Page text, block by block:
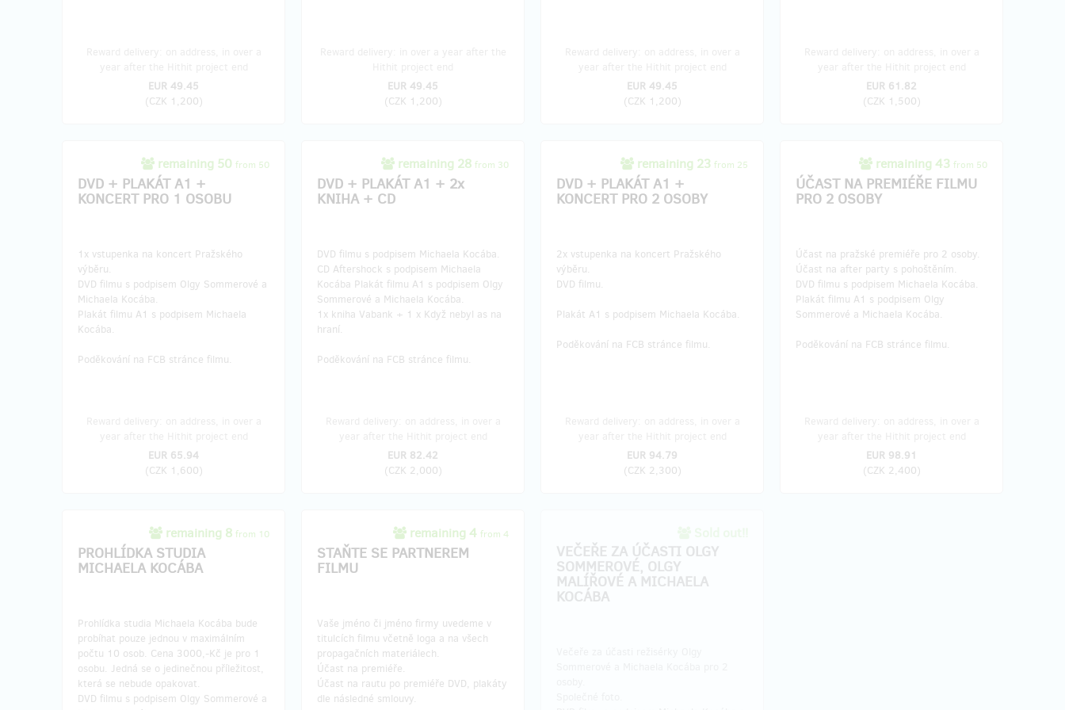
EUR 49.45
(CZK 1,200)
EUR 49.45
(CZK 1,200)
EUR 49.45
(CZK 1,200)
EUR 61.82
(CZK 1,500)
remaining 50 from 50
DVD + PLAKÁT A1 +
KONCERT PRO 1 OSOBU
1x vstupenka na koncert Pražského
výběru.
DVD filmu s podpisem Olgy Sommerové a
Michaela Kocába.
Plakát filmu A1 s podpisem Michaela
Kocába.
Poděkování na FCB stránce filmu.
EUR 65.94
(CZK 1,600)
remaining 28 from 30
DVD + PLAKÁT A1 + 2x
KNIHA + CD
DVD filmu s podpisem Michaela Kocába.
CD Aftershock s podpisem Michaela
Kocába Plakát filmu A1 s podpisem Olgy
Sommerové a Michaela Kocába.
1x kniha Vabank + 1 x Když nebyl as na
hraní.
Poděkování na FCB stránce filmu.
EUR 82.42
(CZK 2,000)
remaining 23 from 25
DVD + PLAKÁT A1 +
KONCERT PRO 2 OSOBY
2x vstupenka na koncert Pražského
výběru.
DVD filmu.
Plakát A1 s podpisem Michaela Kocába.
Poděkování na FCB stránce filmu.
EUR 94.79
(CZK 2,300)
remaining 43 from 50
ÚČAST NA PREMIÉŘE FILMU
PRO 2 OSOBY
Účast na pražské premiéře pro 2 osoby.
Účast na after party s pohoštěním.
DVD filmu s podpisem Michaela Kocába.
Plakát filmu A1 s podpisem Olgy
Sommerové a Michaela Kocába.
Poděkování na FCB stránce filmu.
EUR 98.91
(CZK 2,400)
remaining 8 from 10
PROHLÍDKA STUDIA
MICHAELA KOCÁBA
Prohlídka studia Michaela Kocába bude
probíhat pouze jednou v maximálním
počtu 10 osob. Cena 3000,-Kč je pro 1
osobu. Jedná se o jedinečnou příležitost,
která se nebude opakovat.
DVD filmu s podpisem Olgy Sommerové a
remaining 4 from 4
STAŇTE SE PARTNEREM
FILMU
Vaše jméno či jméno firmy uvedeme v
titulcích filmu včetně loga a na všech
propagačních materiálech.
Účast na premiéře.
Účast na rautu po premiéře DVD, plakáty
dle následné smlouvy.
VEČEŘE ZA ÚČASTI OLGY
SOMMEROVÉ, OLGY
MALÍŘOVÉ A MICHAELA
KOCÁBA